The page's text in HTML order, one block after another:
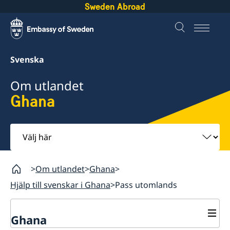
Sweden Abroad
Svenska
Om utlandet
Ghana
Välj
här
Om utlandet Ghana
Hjälp till svenskar i Ghana Pass utomlands
Ghana